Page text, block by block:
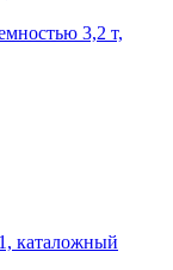
3,2 т,